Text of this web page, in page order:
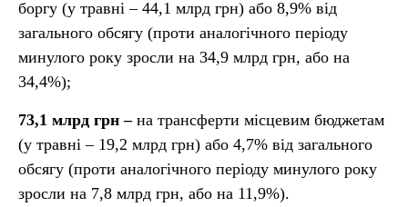
боргу (у травні – 44,1 млрд грн) або 8,9% від
загального обсягу (проти аналогічного періоду
минулого року зросли на 34,9 млрд грн, або на
34,4%);
73,1 млрд грн – на трансферти місцевим бюджетам
(у травні – 19,2 млрд грн) або 4,7% від загального
обсягу (проти аналогічного періоду минулого року
зросли на 7,8 млрд грн, або на 11,9%).